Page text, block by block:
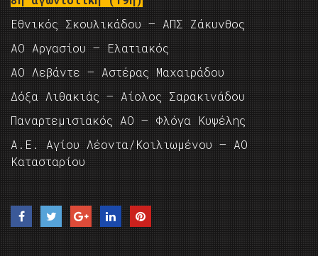
Εθνικός Σκουλικάδου – ΑΠΣ Ζάκυνθος
ΑΟ Αργασίου – Ελατιακός
ΑΟ Λεβάντε – Αστέρας Μαχαιράδου
Δόξα Λιθακιάς – Αίολος Σαρακινάδου
Παναρτεμισιακός ΑΟ – Φλόγα Κυψέλης
Α.Ε. Αγίου Λέοντα/Κοιλιωμένου – ΑΟ
Κατασταρίου